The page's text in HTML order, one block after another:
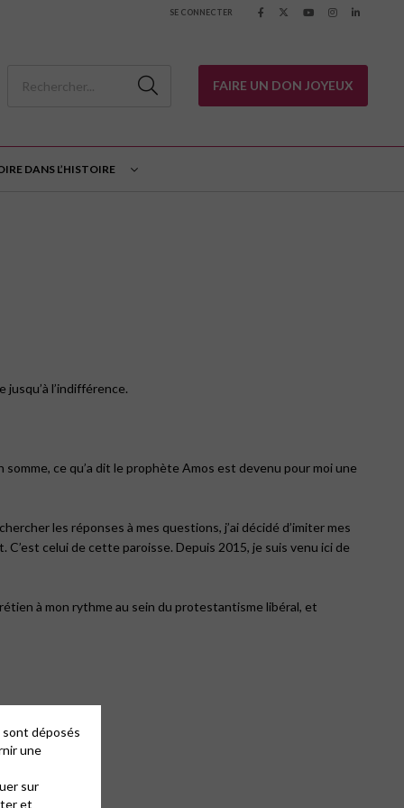
SE CONNECTER
FAIRE UN DON JOYEUX
DANS L’HISTOIRE
l’indifférence.
ce qu’a dit le prophète Amos est devenu pour moi une
les réponses à mes questions, j’ai décidé d’imiter mes
celui de cette paroisse. Depuis 2015, je suis venu ici de
à mon rythme au sein du protestantisme libéral, et
déposés
une
sur
et